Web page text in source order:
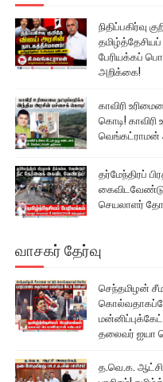
நிதிப்பகிர்வு
பேரியக்கப்
அறிக்கை!
காவிரி
கொடி! காவிரி
வெங்கட்ராமன்
தர்மேந்திரப்
செயலாளர்
வாசகர் தேர்வு
செந்தமிழன்
தலைவர் ஐயா
த.வெ.க.